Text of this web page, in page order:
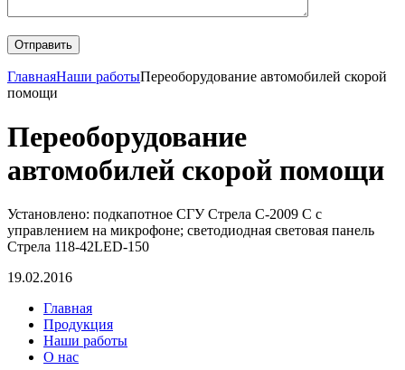
ГлавнаяНаши работыПереоборудование автомобилей скорой
помощи
Переоборудование
автомобилей скорой помощи
Установлено: подкапотное СГУ Стрела С-2009 С с
управлением на микрофоне; светодиодная световая панель
Стрела 118-42LED-150
19.02.2016
Главная
Продукция
Наши работы
О нас